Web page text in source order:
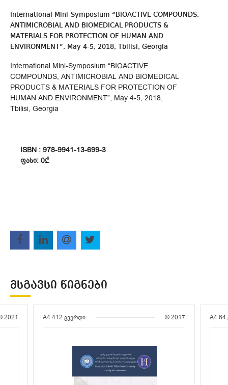
International Mini-Symposium “BIOACTIVE COMPOUNDS,
ANTIMICROBIAL AND BIOMEDICAL PRODUCTS &
MATERIALS FOR PROTECTION OF HUMAN AND
ENVIRONMENT”, May 4-5, 2018, Tbilisi, Georgia
International Mini-Symposium “BIOACTIVE
COMPOUNDS, ANTIMICROBIAL AND BIOMEDICAL
PRODUCTS & MATERIALS FOR PROTECTION OF
HUMAN AND ENVIRONMENT”, May 4-5, 2018,
Tbilisi, Georgia
ISBN : 978-9941-13-699-3
ᲤᲐᲡᲘ: 0₾
ᲛᲡᲒᲐᲕᲡᲘ ᲬᲘᲒᲜᲔᲑᲘ
2021 A4 412 გვერდი © 2017 A4 64